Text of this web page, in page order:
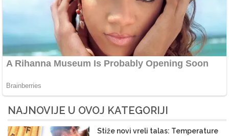
NAJNOVIJE U OVOJ KATEGORIJI
Stiže novi vreli talas: Temperature